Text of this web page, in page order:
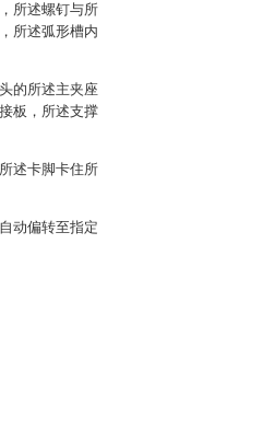
所述螺钉与所
所述弧形槽内
的所述主夹座
板，所述支撑
述卡脚卡住所
动偏转至指定